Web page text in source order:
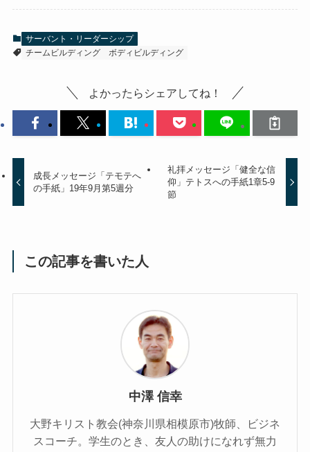
サーバント・リーダーシップ
チームビルディング
ボディビルディング
よかったらシェアしてね！
成長メッセージ「テモテへ
の手紙」19年9月第5週分
礼拝メッセージ「健全な信
仰」テトスへの手紙1章5-9
節
この記事を書いた人
中澤 信幸
大野キリスト教会(神奈川県相模原市)牧師、ビジネ
スコーチ。学生のとき、友人の助けになれず無力